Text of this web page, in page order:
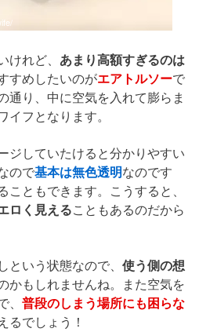
れど、 あまり高額すぎるのは
すめしたいのがエアトルソーで
通り、中に空気を入れて膨らま
フとなります。
ジしていたけると分かりやすい
ので基本は無色透明なのです
ともできます。こうすると、
ロく見えることもあるのだから
いう状態なので、 使う側の想
かもしれませんね。また空気を
普段のしまう場所にも困らな
るでしょう！